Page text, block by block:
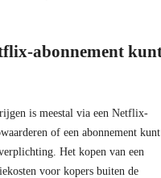
abonnement
is meestal via een Netflix-
of een abonnement kunt
Het kopen van een
voor kopers buiten de